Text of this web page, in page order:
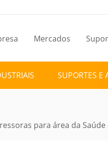
Mercados
SUPORTES E
para área da Saúde